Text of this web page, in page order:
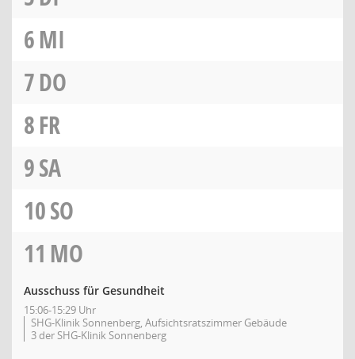
6MI
7DO
8FR
9SA
10SO
11 MO
Ausschuss für Gesundheit
15:06-15:29 Uhr
SHG-Klinik Sonnenberg, Aufsichtsratszimmer Gebäude
3 der SHG-Klinik Sonnenberg